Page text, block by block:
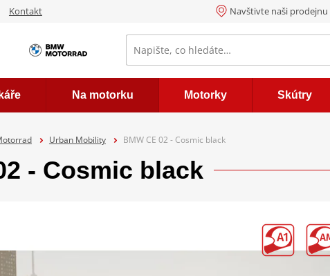
Kontakt Navštivte naši prodejnu
Na motorku Motorky Skútry
Urban Mobility BMW CE 02 - Cosmic black
- Cosmic black